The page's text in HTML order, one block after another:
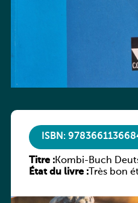
ISBN:
Titre :Kombi-Buch
Luxemburg)
État du livre :Très bon